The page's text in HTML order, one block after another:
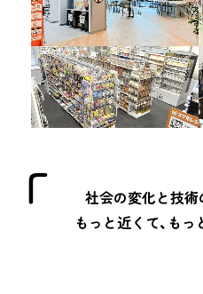
社会の変化と技
もっと近くて、も